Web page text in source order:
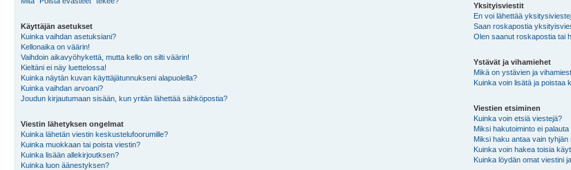
Käyttäjän asetukset
Kuinka vaihdan asetuksiani?
Kellonaika on väärin!
Vaihdoin aikavyöhykettä, mutta kello on silti väärin!
Kieltäni ei näy luettelossa!
Kuinka näytän kuvan käyttäjätunnukseni alapuolella?
Kuinka vaihdan arvoani?
Joudun kirjautumaan sisään, kun yritän lähettää sähköpostia?
Viestin lähetyksen ongelmat
Kuinka lähetän viestin keskustelufoorumille?
Kuinka muokkaan tai poista viestin?
Kuinka lisään allekirjoutksen?
Kuinka luon äänestyksen?
Yksityisviestit
En voi lähettää
Saan roskapostia
Olen saanut roskapostia tai
Ystävät ja vihamiehet
Mikä on ystävien ja
Kuinka voin lisätä ja poistaa
Viestien etsiminen
Kuinka voin etsiä viestejä?
Miksi hakutoiminto ei
Miksi haku antaa vain tyhjän
Kuinka voin hakea toisia
Kuinka löydän omat viestini